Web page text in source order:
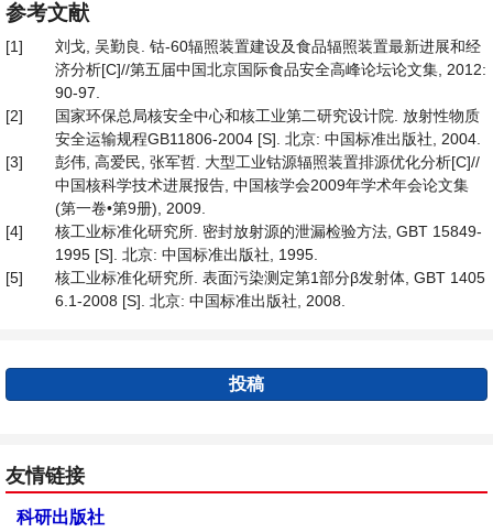
参考文献
[1]
刘戈, 吴勤良. 钴-60辐照装置建设及食品辐照装置最新进展和经
济分析[C]//第五届中国北京国际食品安全高峰论坛论文集, 2012:
90-97.
[2]
国家环保总局核安全中心和核工业第二研究设计院. 放射性物质
安全运输规程GB11806-2004 [S]. 北京: 中国标准出版社, 2004.
[3]
彭伟, 高爱民, 张军哲. 大型工业钴源辐照装置排源优化分析[C]//
中国核科学技术进展报告, 中国核学会2009年学术年会论文集
(第一卷•第9册), 2009.
[4]
核工业标准化研究所. 密封放射源的泄漏检验方法, GBT 15849-
1995 [S]. 北京: 中国标准出版社, 1995.
[5]
核工业标准化研究所. 表面污染测定第1部分β发射体, GBT 1405
6.1-2008 [S]. 北京: 中国标准出版社, 2008.
投稿
友情链接
科研出版社